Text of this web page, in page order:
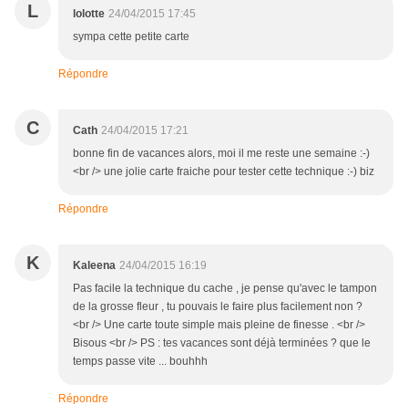
L lolotte 24/04/2015 17:45
sympa cette petite carte
Répondre
C Cath 24/04/2015 17:21
bonne fin de vacances alors, moi il me reste une semaine :-)
<br /> une jolie carte fraiche pour tester cette technique :-) biz
Répondre
K Kaleena 24/04/2015 16:19
Pas facile la technique du cache , je pense qu'avec le tampon
de la grosse fleur , tu pouvais le faire plus facilement non ?
<br /> Une carte toute simple mais pleine de finesse . <br />
Bisous <br /> PS : tes vacances sont déjà terminées ? que le
temps passe vite ... bouhhh
Répondre